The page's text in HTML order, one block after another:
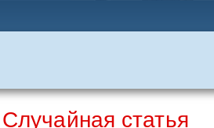
Случайная статья